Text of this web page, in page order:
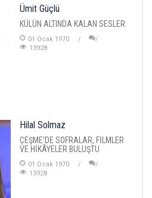
Ümit Güçlü
KÜLÜN ALTINDA KALAN SESLER
01 Ocak 1970
13928
Hilal Solmaz
ÇEŞME'DE SOFRALAR, FİLMLER
VE HİKÂYELER BULUŞTU
01 Ocak 1970
13928